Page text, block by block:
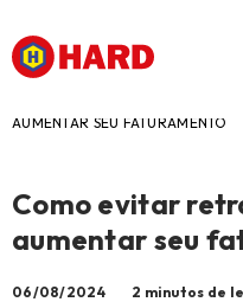
AUMENTAR SEU FATURAMENTO
Como evitar
aumentar seu
06/08/2024 2 minutos de